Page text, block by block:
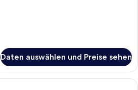
Daten auswählen und Preise sehen